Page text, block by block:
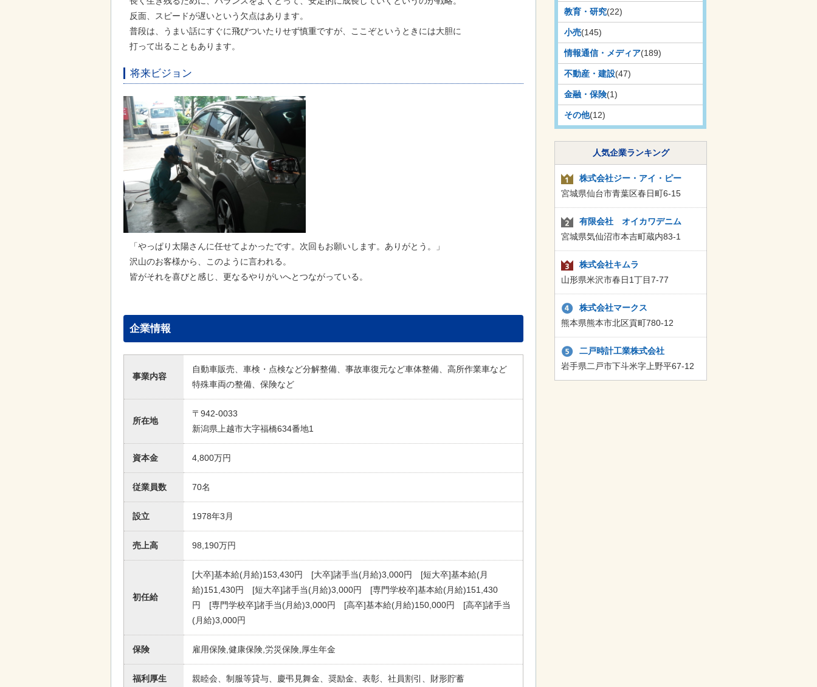
反面、スピードが遅いという欠点はあります。
普段は、うまい話にすぐに飛びついたりせず慎重ですが、ここぞというときには大胆に
打って出ることもあります。
将来ビジョン
「やっぱり太陽さんに任せてよかったです。次回もお願いします。ありがとう。」
沢山のお客様から、このように言われる。
皆がそれを喜びと感じ、更なるやりがいへとつながっている。
企業情報
事業内容
自動車販売、車検・点検など分解整備、事故車復元など車体整備、高所作業車など
特殊車両の整備、保険など
所在地
〒942-0033
新潟県上越市大字福橋634番地1
資本金 4,800万円
従業員数 70名
設立 1978年3月
売上高 98,190万円
初任給
[大卒]基本給(月給)153,430円 [大卒]諸手当(月給)3,000円 [短大卒]基本給(月
給)151,430円 [短大卒]諸手当(月給)3,000円 [専門学校卒]基本給(月給)151,430
円 [専門学校卒]諸手当(月給)3,000円 [高卒]基本給(月給)150,000円 [高卒]諸手当
(月給)3,000円
保険 雇用保険,健康保険,労災保険,厚生年金
福利厚生 親睦会、制服等貸与、慶弔見舞金、奨励金、表彰、社員割引、財形貯蓄
教育・研究(22)
小売(145)
情報通信・メディア(189)
不動産・建設(47)
金融・保険(1)
その他(12)
人気企業ランキング
株式会社ジー・アイ・ピー
宮城県仙台市青葉区春日町6-15
有限会社 オイカワデニム
宮城県気仙沼市本吉町蔵内83-1
株式会社キムラ
山形県米沢市春日1丁目7-77
株式会社マークス
熊本県熊本市北区貢町780-12
二戸時計工業株式会社
岩手県二戸市下斗米字上野平67-12